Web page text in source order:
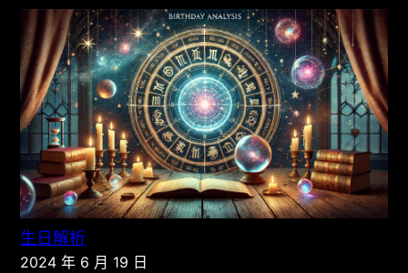
生日解析
2024 年 6 月 19 日